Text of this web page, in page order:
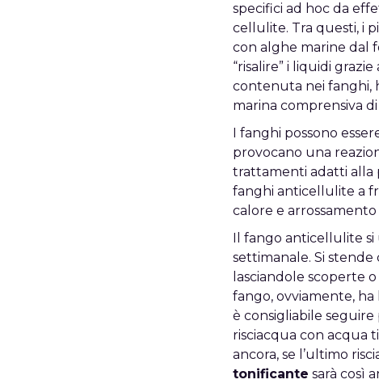
specifici ad hoc da
cellulite. Tra questi, i
con alghe marine dal
“risalire” i liquidi
contenuta nei fanghi,
marina comprensiva
I fanghi possono
provocano una
trattamenti adatti alla
fanghi anticellulite a
calore e
Il fango anticellulite si
settimanale. Si
lasciandole scoperte
fango, ovviamente, ha
è consigliabile seguire
risciacqua con acqua
ancora, se l’ultimo
tonificante sarà così